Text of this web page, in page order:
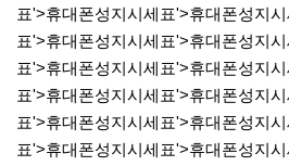
표'>휴대폰성지시세표'>휴대폰성지
표'>휴대폰성지시세표'>휴대폰성지
표'>휴대폰성지시세표'>휴대폰성지
표'>휴대폰성지시세표'>휴대폰성지
표'>휴대폰성지시세표'>휴대폰성지
표'>휴대폰성지시세표'>휴대폰성지